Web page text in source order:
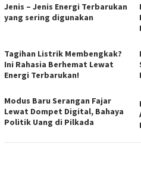
Jenis – Jenis Energi Terbarukan
yang sering digunakan
Tagihan Listrik Membengkak?
Ini Rahasia Berhemat Lewat
Energi Terbarukan!
Modus Baru Serangan Fajar
Lewat Dompet Digital, Bahaya
Politik Uang di Pilkada